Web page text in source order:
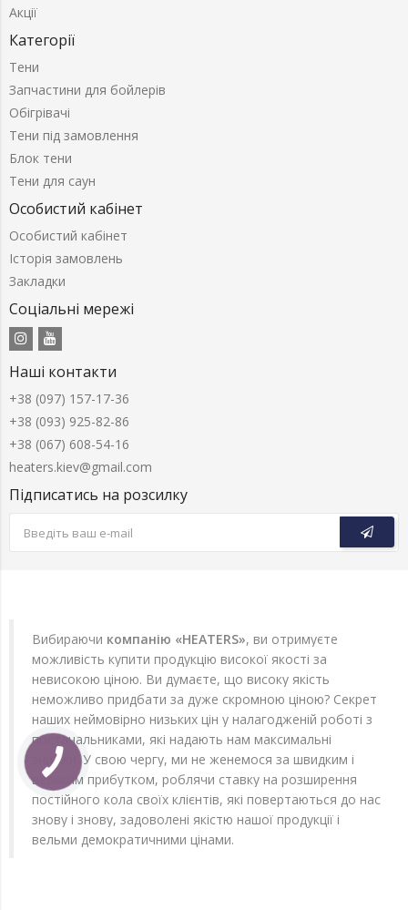
Акції
Категорії
Тени
Запчастини для бойлерів
Обігрівачі
Тени під замовлення
Блок тени
Тени для саун
Особистий кабінет
Особистий кабінет
Історія замовлень
Закладки
Соціальні мережі
Наші контакти
+38 (097) 157-17-36
+38 (093) 925-82-86
+38 (067) 608-54-16
heaters.kiev@gmail.com
Підписатись на розсилку
Вибираючи компанію «HEATERS», ви отримуєте
можливість купити продукцію високої якості за
невисокою ціною. Ви думаєте, що високу якість
неможливо придбати за дуже скромною ціною? Секрет
наших неймовірно низьких цін у налагодженій роботі з
постачальниками, які надають нам максимальні
знижки. У свою чергу, ми не женемося за швидким і
великим прибутком, роблячи ставку на розширення
постійного кола своїх клієнтів, які повертаються до нас
знову і знову, задоволені якістю нашої продукції і
вельми демократичними цінами.